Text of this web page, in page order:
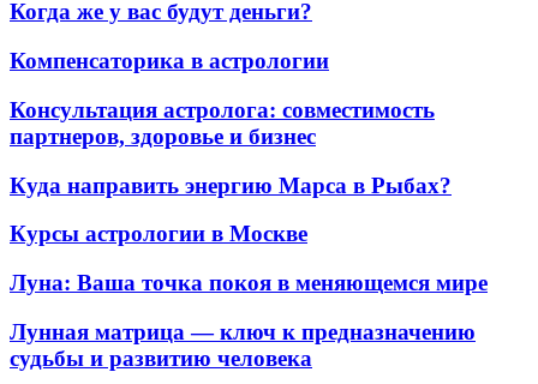
Когда же у вас будут деньги?
Компенсаторика в астрологии
Консультация астролога: совместимость
партнеров, здоровье и бизнес
Куда направить энергию Марса в Рыбах?
Курсы астрологии в Москве
Луна: Ваша точка покоя в меняющемся мире
Лунная матрица — ключ к предназначению
судьбы и развитию человека